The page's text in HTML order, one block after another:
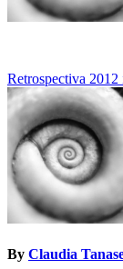
Post
navigation
Retrospectiva
By Claudia